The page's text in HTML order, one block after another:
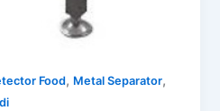
Food, Metal Separator,